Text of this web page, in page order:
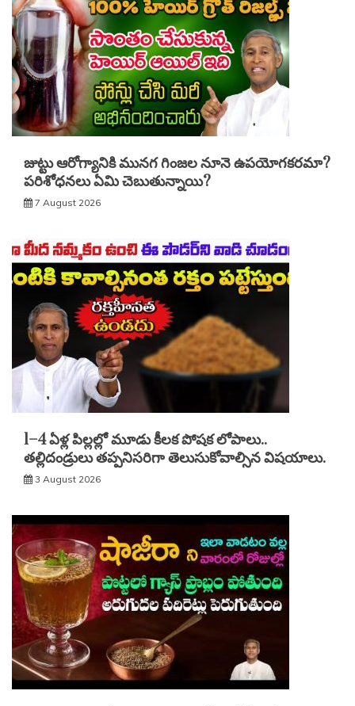
జుట్టు ఆరోగ్యానికి మునగ గింజల నూనె ఉపయోగకరమా?
పరిశోధనలు ఏమి చెబుతున్నాయి?
7 August 2026
1–4 ఏళ్ల పిల్లల్లో మూడు కీలక పోషక లోపాలు..
తల్లిదండ్రులు తప్పనిసరిగా తెలుసుకోవాల్సిన విషయాలు.
3 August 2026